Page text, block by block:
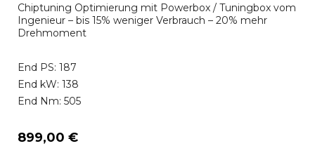
Chiptuning Optimierung mit Powerbox / Tuningbox vom
Ingenieur – bis 15% weniger Verbrauch – 20% mehr
Drehmoment
End PS: 187
End kW: 138
End Nm: 505
899,00 €